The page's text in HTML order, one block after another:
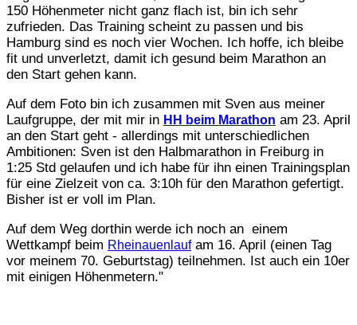
150 Höhenmeter nicht ganz flach ist, bin ich sehr
zufrieden. Das Training scheint zu passen und bis
Hamburg sind es noch vier Wochen. Ich hoffe, ich bleibe
fit und unverletzt, damit ich gesund beim Marathon an
den Start gehen kann.
Auf dem Foto bin ich zusammen mit Sven aus meiner
Laufgruppe, der mit mir in HH beim Marathon am 23. April
an den Start geht - allerdings mit unterschiedlichen
Ambitionen: Sven ist den Halbmarathon in Freiburg in
1:25 Std gelaufen und ich habe für ihn einen Trainingsplan
für eine Zielzeit von ca. 3:10h für den Marathon gefertigt.
Bisher ist er voll im Plan.
Auf dem Weg dorthin werde ich noch an einem
Wettkampf beim Rheinauenlaufam 16. April (einen Tag
vor meinem 70. Geburtstag) teilnehmen. Ist auch ein 10er
mit einigen Höhenmetern."